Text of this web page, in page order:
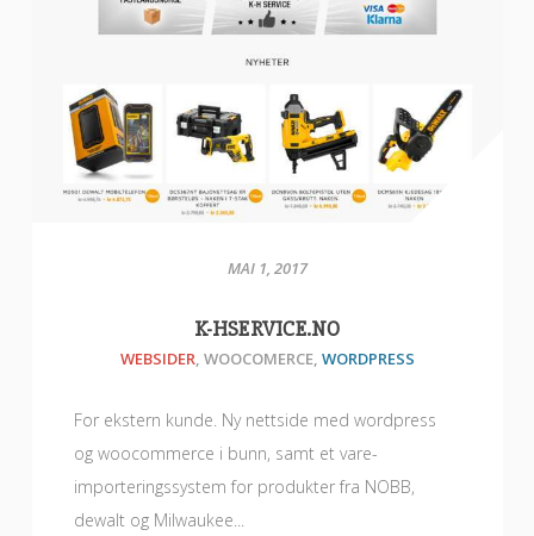
MAI 1, 2017
K-HSERVICE.NO
WEBSIDER, WOOCOMERCE, WORDPRESS
For ekstern kunde. Ny nettside med wordpress
og woocommerce i bunn, samt et vare-
importeringssystem for produkter fra NOBB,
dewalt og Milwaukee...